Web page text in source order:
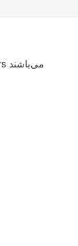
تمام زمانها بر حسب GMT + 3.5 Hours می‌باشند